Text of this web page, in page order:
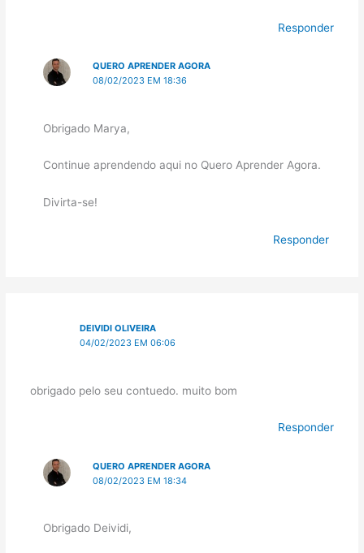
Responder
QUERO APRENDER AGORA
08/02/2023 EM 18:36
Obrigado Marya,
Continue aprendendo aqui no Quero Aprender Agora.
Divirta-se!
Responder
DEIVIDI OLIVEIRA
04/02/2023 EM 06:06
obrigado pelo seu contuedo. muito bom
Responder
QUERO APRENDER AGORA
08/02/2023 EM 18:34
Obrigado Deividi,